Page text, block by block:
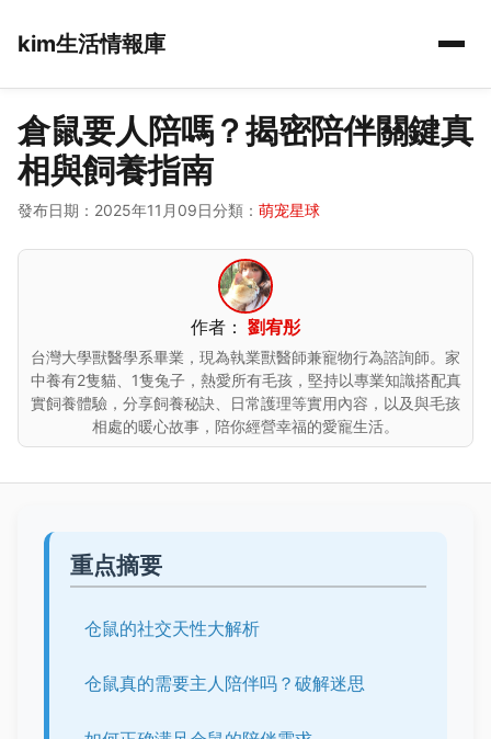
kim生活情報庫
倉鼠要人陪嗎？揭密陪伴關鍵真
相與飼養指南
發布日期：2025年11月09日分類： 萌宠星球
作者： 劉宥彤
台灣大學獸醫學系畢業，現為執業獸醫師兼寵物行為諮詢師。家
中養有2隻貓、1隻兔子，熱愛所有毛孩，堅持以專業知識搭配真
實飼養體驗，分享飼養秘訣、日常護理等實用內容，以及與毛孩
相處的暖心故事，陪你經營幸福的愛寵生活。
重点摘要
仓鼠的社交天性大解析
仓鼠真的需要主人陪伴吗？破解迷思